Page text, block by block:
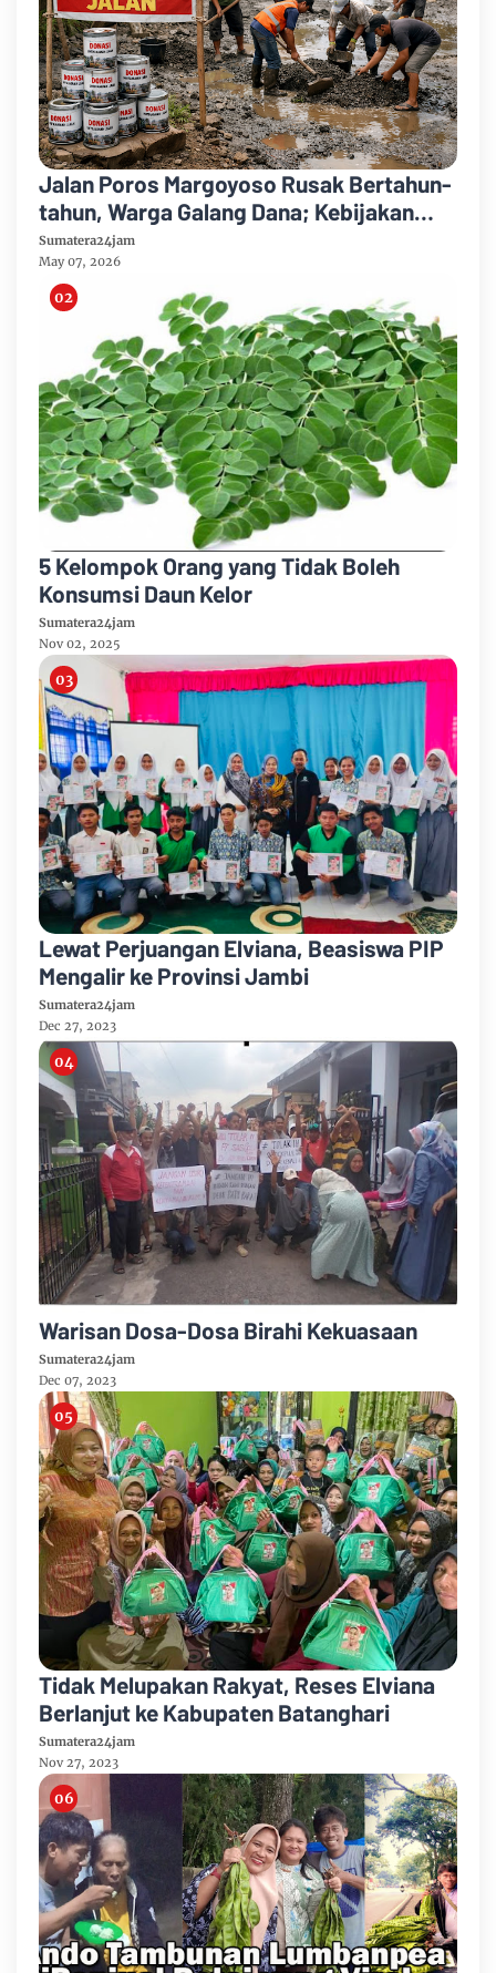
Jalan Poros Margoyoso Rusak Bertahun-
tahun, Warga Galang Dana; Kebijakan
Anggaran Pemkab Disorot
Sumatera24jam
May 07, 2026
5 Kelompok Orang yang Tidak Boleh
Konsumsi Daun Kelor
Sumatera24jam
Nov 02, 2025
Lewat Perjuangan Elviana, Beasiswa PIP
Mengalir ke Provinsi Jambi
Sumatera24jam
Dec 27, 2023
Warisan Dosa-Dosa Birahi Kekuasaan
Sumatera24jam
Dec 07, 2023
Tidak Melupakan Rakyat, Reses Elviana
Berlanjut ke Kabupaten Batanghari
Sumatera24jam
Nov 27, 2023